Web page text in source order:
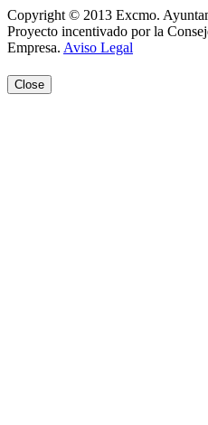
Copyright © 2013 Excmo.
Proyecto incentivado por la
Empresa. Aviso Legal
Close